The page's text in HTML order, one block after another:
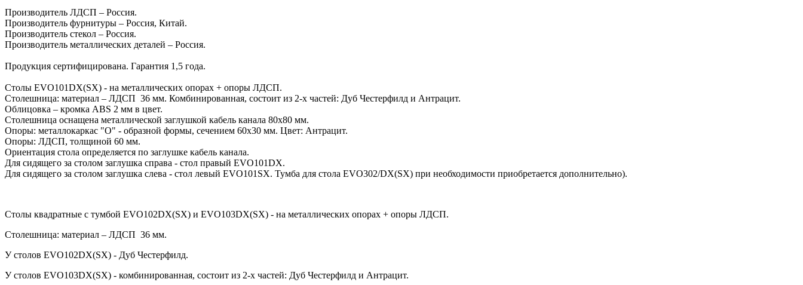
Производитель ЛДСП – Россия.
Производитель фурнитуры – Россия, Китай.
Производитель стекол – Россия.
Производитель металлических деталей – Россия.
Продукция сертифицирована. Гарантия 1,5 года.
Столы EVO101DX(SX) - на металлических опорах + опоры ЛДСП.
Столешница: материал – ЛДСП 36 мм. Комбинированная, состоит из 2-х частей: Дуб Честерфилд и Антрацит.
Облицовка – кромка ABS 2 мм в цвет.
Столешница оснащена металлической заглушкой кабель канала 80х80 мм.
Опоры: металлокаркас "O" - образной формы, сечением 60х30 мм. Цвет: Антрацит.
Опоры: ЛДСП, толщиной 60 мм.
Ориентация стола определяется по заглушке кабель канала.
Для сидящего за столом заглушка справа - стол правый EVO101DX.
Для сидящего за столом заглушка слева - стол левый EVO101SX. Тумба для стола EVO302/DX(SX) при необходимости приобретается дополнительно).
Столы квадратные с тумбой EVO102DX(SX) и EVO103DX(SX) - на металлических опорах + опоры ЛДСП.
Столешница: материал – ЛДСП 36 мм.
У столов EVO102DX(SX) - Дуб Честерфилд.
У столов EVO103DX(SX) - комбинированная, состоит из 2-х частей: Дуб Честерфилд и Антрацит.